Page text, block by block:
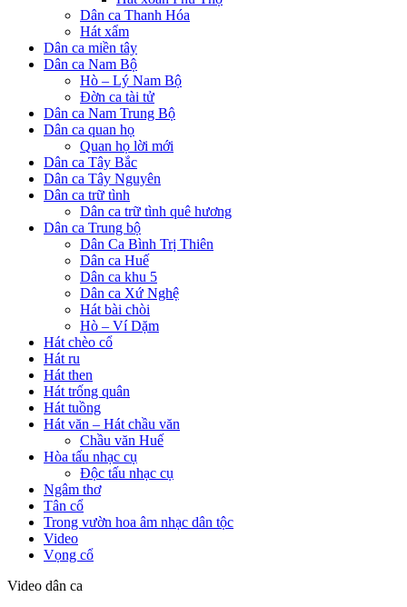
Dân ca Thanh Hóa
Hát xẩm
Dân ca miền tây
Dân ca Nam Bộ
Hò – Lý Nam Bộ
Đờn ca tài tử
Dân ca Nam Trung Bộ
Dân ca quan họ
Quan họ lời mới
Dân ca Tây Bắc
Dân ca Tây Nguyên
Dân ca trữ tình
Dân ca trữ tình quê hương
Dân ca Trung bộ
Dân Ca Bình Trị Thiên
Dân ca Huế
Dân ca khu 5
Dân ca Xứ Nghệ
Hát bài chòi
Hò – Ví Dặm
Hát chèo cổ
Hát ru
Hát then
Hát trống quân
Hát tuồng
Hát văn – Hát chầu văn
Chầu văn Huế
Hòa tấu nhạc cụ
Độc tấu nhạc cụ
Ngâm thơ
Tân cổ
Trong vườn hoa âm nhạc dân tộc
Video
Vọng cổ
Video dân ca